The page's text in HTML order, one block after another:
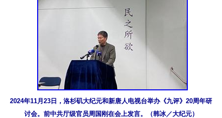
2024年11月23日，洛杉矶大纪元和新唐人电视台举办《九评》20周年研
讨会。前中共厅级官员周国刚在会上发言。（韩冰／大纪元）